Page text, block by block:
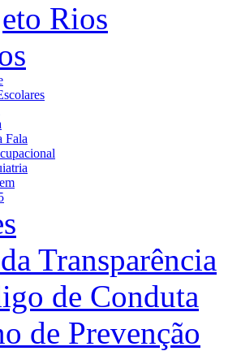
Rios
Fala
Transparência
de Conduta
de Prevenção